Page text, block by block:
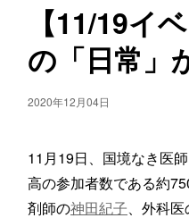
【11/19イ
の「日常」
2020年12月04日
11月19日、国境なき医
高の参加者数である約
剤師の神田紀子、外科医